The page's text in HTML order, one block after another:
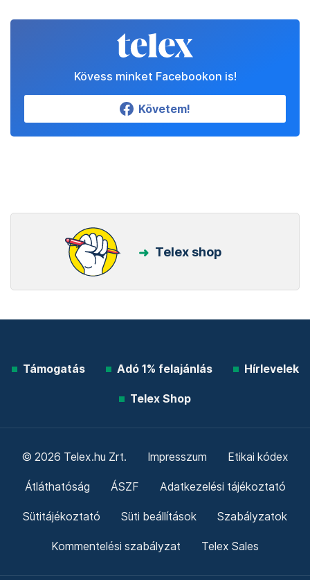
Kövess minket Facebookon is!
Követem!
Telex shop
Támogatás Adó 1% felajánlás Hírlevelek
Telex Shop
© 2026 Telex.hu Zrt. Impresszum Etikai kódex
Átláthatóság ÁSZF Adatkezelési tájékoztató
Sütitájékoztató Süti beállítások Szabályzatok
Kommentelési szabályzat Telex Sales